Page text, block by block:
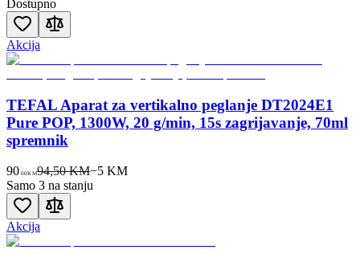
Dostupno
Akcija
TEFAL Aparat za vertikalno peglanje DT2024E1
Pure POP, 1300W, 20 g/min, 15s zagrijavanje, 70ml
spremnik
90 00KM94,50 KM−5KM
Samo 3 na stanju
Akcija